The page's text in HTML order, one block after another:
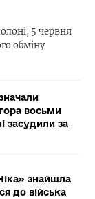
5 червня
обміну
восьми
засудили за
знайшла
до війська